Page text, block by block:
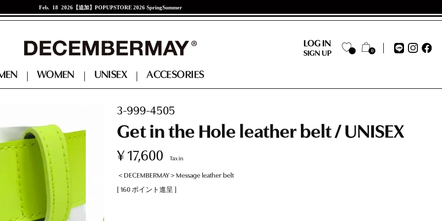
Feb. 18 2026 【追加】POPUPSTORE 2026 SpringSummer
LOG IN
SIGN UP 0
EN
CAP + VISER + HAT
BELT
SOCKS
SHOES
WOMEN
CAP + VISER + HAT
BELT
SOCKS
SHOES
UNISEX ACCESORIES
3-999-4505
Get in the Hole leather belt / UNISEX
¥ 17,600 Tax in
＜DECEMBERMAY＞Message leather belt
160 ポイント進呈 ]